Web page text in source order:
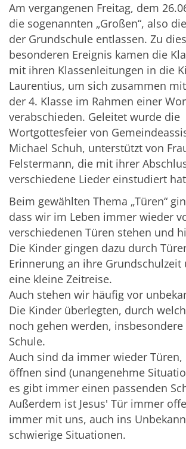
Am vergangenen Freitag, dem
die sogenannten „Großen“, also
der Grundschule entlassen. Zu
besonderen Ereignis kamen die
mit ihren Klassenleitungen in die
Laurentius, um sich zusammen
der 4. Klasse im Rahmen einer
verabschieden. Geleitet wurde die
Wortgottesfeier von
Michael Schuh, unterstützt von
Felstermann, die mit ihrer
verschiedene Lieder einstudiert
Beim gewählten Thema „Türen“
dass wir im Leben immer wieder
verschiedenen Türen stehen und
Die Kinder gingen dazu durch
Erinnerung an ihre Grundschulzeit
eine kleine Zeitreise.
Auch stehen wir häufig vor
Die Kinder überlegten, durch
noch gehen werden,
Schule.
Auch sind da immer wieder Türen,
öffnen sind (unangenehme
es gibt immer einen passenden
Außerdem ist Jesus' Tür immer
immer mit uns, auch ins
schwierige Situationen.